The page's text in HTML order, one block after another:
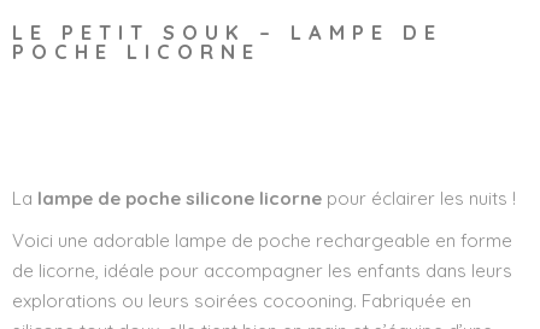
LE PETIT SOUK – LAMPE DE
POCHE LICORNE
La lampe de poche silicone licorne pour éclairer les nuits !
Voici une adorable lampe de poche rechargeable en forme
de licorne, idéale pour accompagner les enfants dans leurs
explorations ou leurs soirées cocooning. Fabriquée en